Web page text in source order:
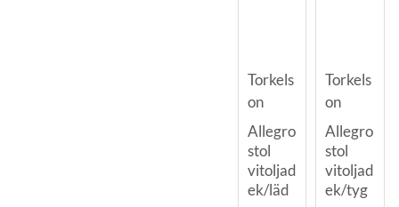
Torkels
on
Allegro
stol
vitoljad
ek/läd
Torkels
on
Allegro
stol
vitoljad
ek/tyg